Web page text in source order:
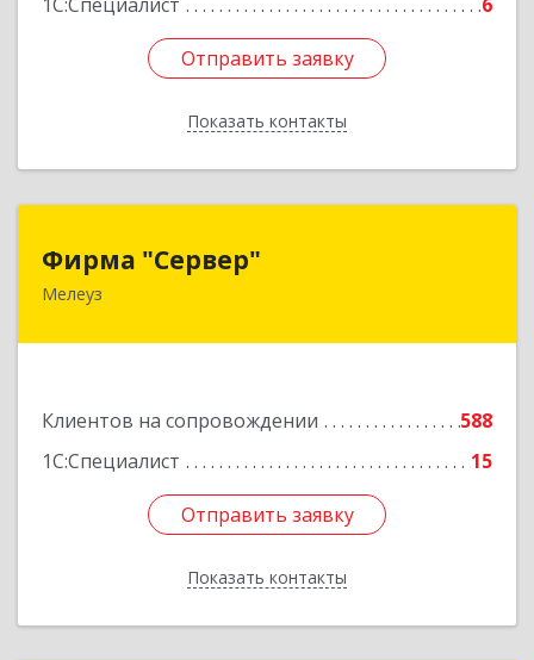
Отправить заявку
Показать контакты
Отправить заявку
Назад
Фирма "Сервер"
Мелеуз
Клиентов на сопровождении
588
1С:Специалист
15
Отправить заявку
Показать контакты
453852, Башкортостан Респ, Мелеузовский р-н,
Отправить заявку
Назад